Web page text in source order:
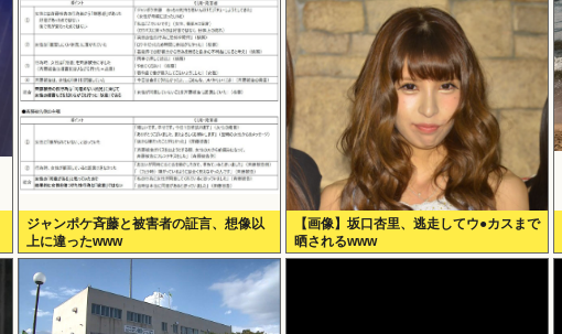
ジャンポケ斉藤と被害者の証言、想像以
上に違ったwww
【画像】坂口杏里、逃走してウ●カスまで
晒されるwww